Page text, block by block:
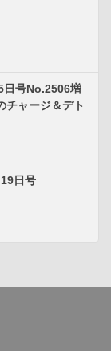
日号No.2506増
チャージ＆デト
日号